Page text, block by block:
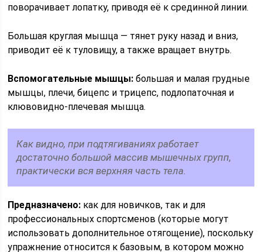
поворачивает лопатку, приводя её к срединной линии.
Большая круглая мышца — тянет руку назад и вниз,
приводит её к туловищу, а также вращает внутрь.
Вспомогательные мышцы: большая и малая грудные
мышцы, плечи, бицепс и трицепс, подлопаточная и
клювовидно-плечевая мышца.
Как видно, при подтягиваниях работает
достаточно большой массив мышечных групп,
практически вся верхняя часть тела.
Предназначено: как для новичков, так и для
профессиональных спортсменов (которые могут
использовать дополнительное отягощение), поскольку
упражнение относится к базовым, в котором можно